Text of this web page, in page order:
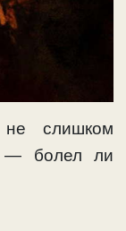
слишком
— болел ли